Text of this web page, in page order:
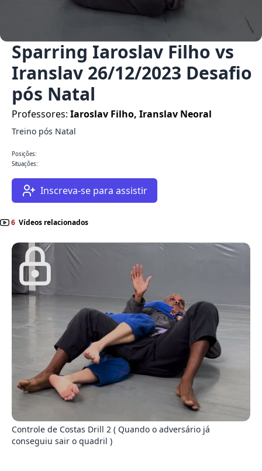
Sparring Iaroslav Filho vs
Iranslav 26/12/2023 Desafio
pós Natal
Professores: Iaroslav Filho, Iranslav Neoral
Treino pós Natal
Posições:
Situações:
Inscreva-se para assistir
6 Vídeos relacionados
Controle de Costas Drill 2 ( Quando o adversário já
conseguiu sair o quadril )